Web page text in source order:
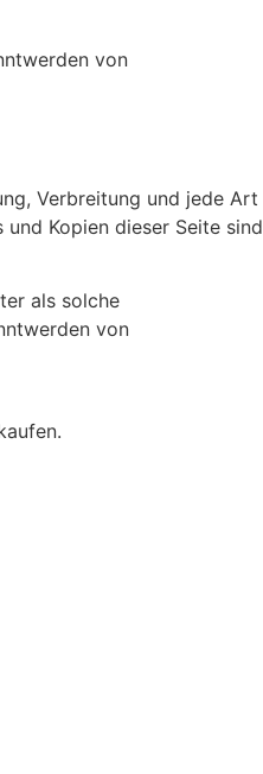
von
Verbreitung und jede Art
Kopien dieser Seite sind
als solche
von